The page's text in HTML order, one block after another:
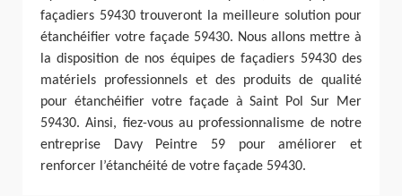
façadiers 59430 trouveront la meilleure solution pour
étanchéifier votre façade 59430. Nous allons mettre à
la disposition de nos équipes de façadiers 59430 des
matériels professionnels et des produits de qualité
pour étanchéifier votre façade à Saint Pol Sur Mer
59430. Ainsi, fiez-vous au professionnalisme de notre
entreprise Davy Peintre 59 pour améliorer et
renforcer l’étanchéité de votre façade 59430.